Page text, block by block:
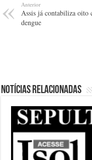
Anterior
Assis já contabiliza oito
dengue
Notícias relacionadas